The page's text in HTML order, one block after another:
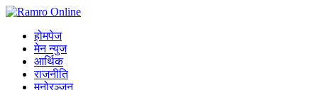
होमपेज
मेन न्युज
आर्थिक
राजनीति
मनोरञ्जन